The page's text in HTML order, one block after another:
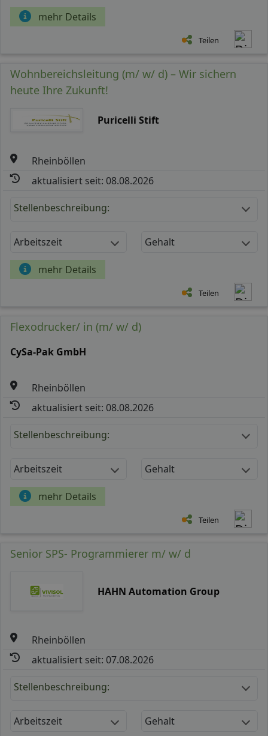
mehr Details
Teilen
Wohnbereichsleitung (m/ w/ d) – Wir sichern
heute Ihre Zukunft!
Puricelli Stift
Rheinböllen
aktualisiert seit: 08.08.2026
Stellenbeschreibung:
Arbeitszeit Gehalt
mehr Details
Teilen
Flexodrucker/ in (m/ w/ d)
CySa-Pak GmbH
Rheinböllen
aktualisiert seit: 08.08.2026
Stellenbeschreibung:
Arbeitszeit Gehalt
mehr Details
Teilen
Senior SPS- Programmierer m/ w/ d
HAHN Automation Group
Rheinböllen
aktualisiert seit: 07.08.2026
Stellenbeschreibung:
Arbeitszeit Gehalt